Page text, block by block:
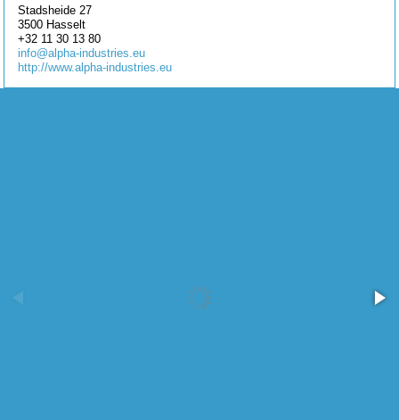
Stadsheide 27
3500 Hasselt
+32 11 30 13 80
info@alpha-industries.eu
http://www.alpha-industries.eu